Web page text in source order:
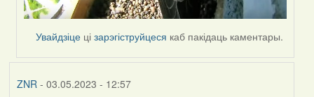
Увайдзіце цізарэгіструйцеся каб пакідаць каментары.
ZNR- 03.05.2023 - 12:57